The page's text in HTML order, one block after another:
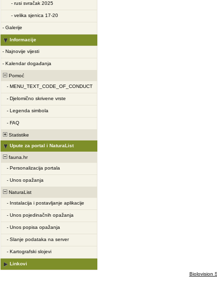
- rusi svračak 2025
- velika sjenica 17-20
- Galerije
Informacije
- Najnovije vijesti
- Kalendar događanja
Pomoć
- MENU_TEXT_CODE_OF_CONDUCT
- Djelomično skrivene vrste
- Legenda simbola
- FAQ
Statistike
Upute za portal i NaturaList
fauna.hr
- Personalizacija portala
- Unos opažanja
NaturaList
- Instalacija i postavljanje aplikacije
- Unos pojedinačnih opažanja
- Unos popisa opažanja
- Slanje podataka na server
- Kartografski slojevi
Linkovi
Biolovision